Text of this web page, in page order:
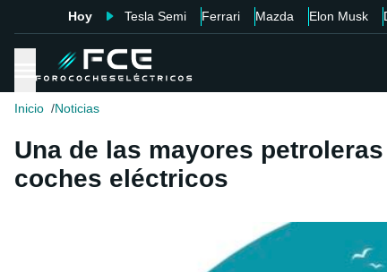
Hoy Tesla Semi Ferrari Mazda Elon Musk
Inicio Noticias
Una de las mayores
coches eléctricos